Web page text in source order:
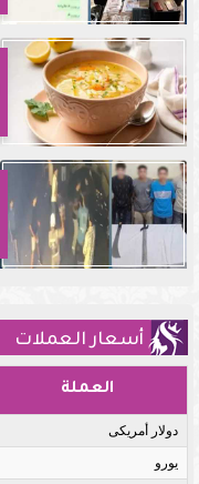
أسعار العملات
العملة
دولار أمريكى
يورو